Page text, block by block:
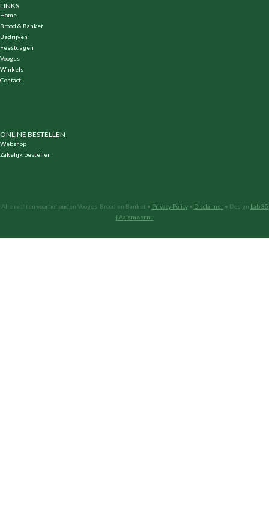
LINKS
Home
Brood & Banket
Bedrijven
Feestdagen
Vooges
Winkels
Contact
ONLINE BESTELLEN
Webshop
Zakelijk bestellen
Alle rechten voorbehouden Vooges Brood en Banket • Privacy Policy• Disclaimer• Design Lab 35
| Aalsmeer.nu